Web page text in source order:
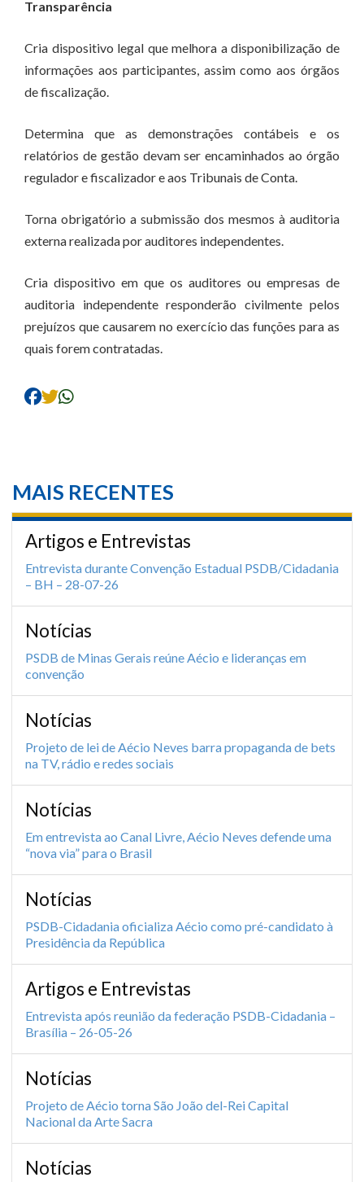
Transparência
Cria dispositivo legal que melhora a disponibilização de
informações aos participantes, assim como aos órgãos
de fiscalização.
Determina que as demonstrações contábeis e os
relatórios de gestão devam ser encaminhados ao órgão
regulador e fiscalizador e aos Tribunais de Conta.
Torna obrigatório a submissão dos mesmos à auditoria
externa realizada por auditores independentes.
Cria dispositivo em que os auditores ou empresas de
auditoria independente responderão civilmente pelos
prejuízos que causarem no exercício das funções para as
quais forem contratadas.
MAIS RECENTES
Artigos e Entrevistas
Entrevista durante Convenção Estadual PSDB/Cidadania
– BH – 28-07-26
Notícias
PSDB de Minas Gerais reúne Aécio e lideranças em
convenção
Notícias
Projeto de lei de Aécio Neves barra propaganda de bets
na TV, rádio e redes sociais
Notícias
Em entrevista ao Canal Livre, Aécio Neves defende uma
“nova via” para o Brasil
Notícias
PSDB-Cidadania oficializa Aécio como pré-candidato à
Presidência da República
Artigos e Entrevistas
Entrevista após reunião da federação PSDB-Cidadania –
Brasília – 26-05-26
Notícias
Projeto de Aécio torna São João del-Rei Capital
Nacional da Arte Sacra
Notícias